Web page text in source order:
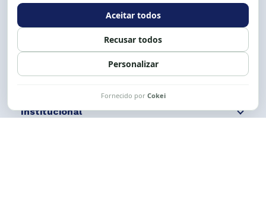
Expediente: 8h às 12h e 13 às 17h.
Siga nossas redes Fale conosco
Institucional